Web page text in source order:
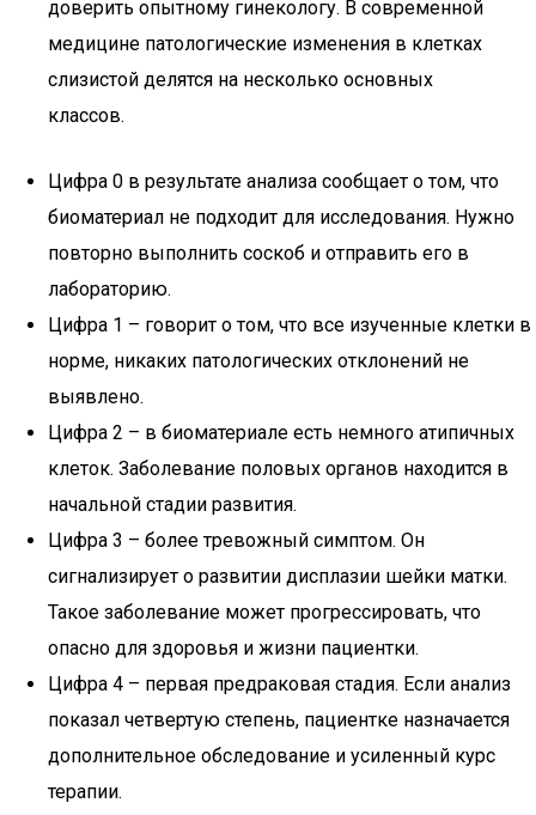
доверить опытному гинекологу. В современной
медицине патологические изменения в клетках
слизистой делятся на несколько основных
классов.
Цифра 0 в результате анализа сообщает о том, что
биоматериал не подходит для исследования. Нужно
повторно выполнить соскоб и отправить его в
лабораторию.
Цифра 1 – говорит о том, что все изученные клетки в
норме, никаких патологических отклонений не
выявлено.
Цифра 2 – в биоматериале есть немного атипичных
клеток. Заболевание половых органов находится в
начальной стадии развития.
Цифра 3 – более тревожный симптом. Он
сигнализирует о развитии дисплазии шейки матки.
Такое заболевание может прогрессировать, что
опасно для здоровья и жизни пациентки.
Цифра 4 – первая предраковая стадия. Если анализ
показал четвертую степень, пациентке назначается
дополнительное обследование и усиленный курс
терапии.